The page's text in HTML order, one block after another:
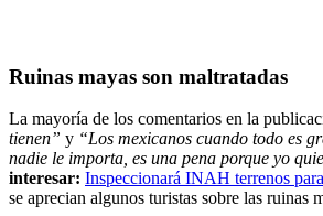
Ruinas mayas son maltratadas
La mayoría de los comentarios en la
tienen” y “Los mexicanos cuando todo es
nadie le importa, es una pena porque yo
interesar: Inspeccionará INAH terrenos
se aprecian algunos turistas sobre las ruinas